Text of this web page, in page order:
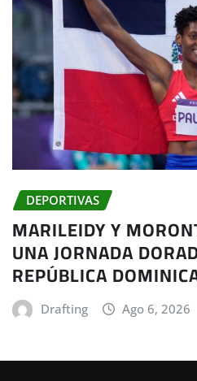
DEPORTIVAS
MARILEIDY Y
UNA JORNADA
REPÚBLICA
Drafting Ago 6, 2026